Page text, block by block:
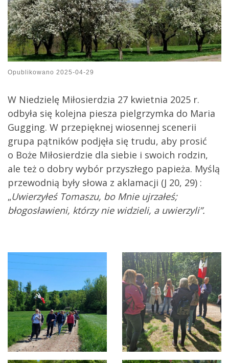
Opublikowano 2025-04-29
W Niedzielę Miłosierdzia 27 kwietnia 2025 r.
odbyła się kolejna piesza pielgrzymka do Maria
Gugging. W przepięknej wiosennej scenerii
grupa pątników podjęła się trudu, aby prosić
o Boże Miłosierdzie dla siebie i swoich rodzin,
ale też o dobry wybór przyszłego papieża. Myślą
przewodnią były słowa z aklamacji (J 20, 29) :
„Uwierzyłeś Tomaszu, bo Mnie ujrzałeś;
błogosławieni, którzy nie widzieli, a uwierzyli”.